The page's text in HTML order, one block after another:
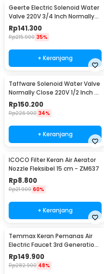
Geerte Electric Solenoid Water
Valve 220V 3/4 Inch Normally
Closed - 2W-200-20
Rp141.300
Rp215.900 35%
+ Keranjang
Taffware Solenoid Water Valve
Normally Close 220V 1/2 Inch -
2W-160-15
Rp150.200
Rp226.900 34%
+ Keranjang
ICOCO Filter Keran Air Aerator
Nozzle Fleksibel 15 cm - ZM637
Rp8.800
Rp21.900 60%
+ Keranjang
Temmax Keran Pemanas Air
Electric Faucet 3rd Generation
3000W - RX-008
Rp149.900
Rp282.900 48%